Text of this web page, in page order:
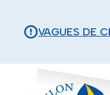
VAGUES DE